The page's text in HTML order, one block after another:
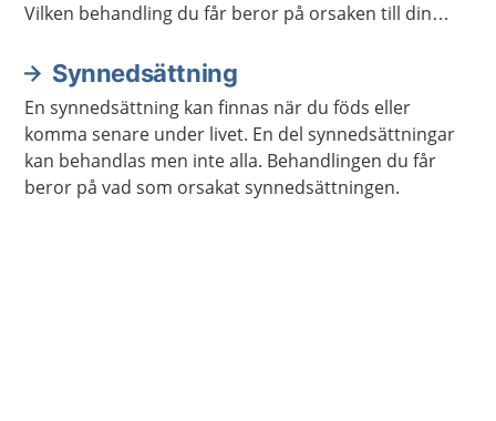
Vilken behandling du får beror på orsaken till din
Synnedsättning
En synnedsättning kan finnas när du föds eller
komma senare under livet. En del synnedsättningar
kan behandlas men inte alla. Behandlingen du får
beror på vad som orsakat synnedsättningen.